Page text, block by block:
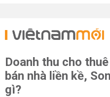
Doanh thu cho
bán nhà liền kề,
gì?